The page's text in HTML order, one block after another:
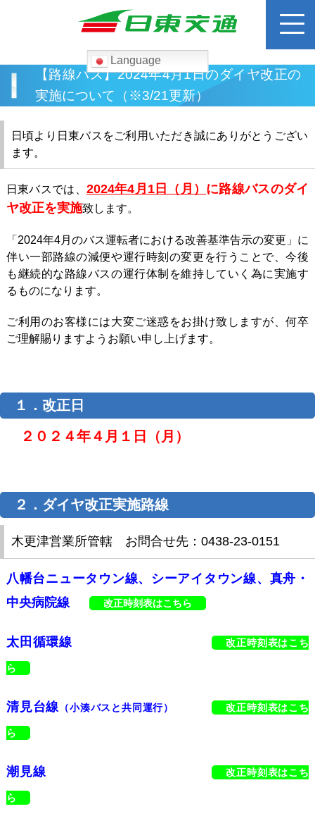
Language
検
索:
運賃検索
高速バス
貸切バス
ツアー
採用
保険
お問い合わせ
【路線バス】2024年4月1日のダイヤ改正の
実施について（※3/21更新）
日頃より日東バスをご利用いただき誠にありがとうござい
ます。
日東バスでは、 2024年4月1日（月） に路線バスのダイ
ヤ改正を実施致します。
「2024年4月のバス運転者における改善基準告示の変更」に
伴い一部路線の減便や運行時刻の変更を行うことで、今後
も継続的な路線バスの運行体制を維持していく為に実施す
るものになります。
ご利用のお客様には大変ご迷惑をお掛け致しますが、何卒
ご理解賜りますようお願い申し上げます。
１．改正日
２０２４年４月１日（月）
２． ダイヤ改正実施路線
木更津営業所管轄 お問合せ先：0438-23-0151
八幡台ニュータウン線、シーアイタウン線、真舟・
中央病院線
改正時刻表はこちら
太田循環線 改正時刻表はこち
ら
清見台線 （小湊バスと共同運行） 改正時刻表はこち
ら
潮見線 改正時刻表はこち
ら